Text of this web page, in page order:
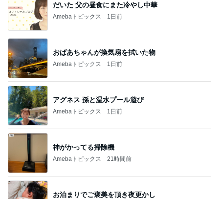
だいた 父の昼食にまた冷やし中華
Amebaトピックス 1日前
おばあちゃんが換気扇を拭いた物
Amebaトピックス 1日前
アグネス 孫と温水プール遊び
Amebaトピックス 1日前
神がかってる掃除機
Amebaトピックス 21時間前
お泊まりでご褒美を頂き夜更かし